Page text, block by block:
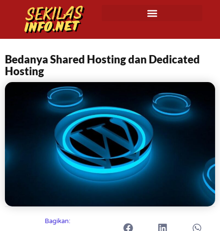
Bedanya Shared Hosting dan Dedicated
Hosting
Bagikan: